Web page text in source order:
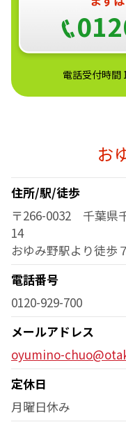
電話受付時間
お
住所/駅/徒歩
〒266-0032 千葉県
14
おゆみ野駅より徒歩
電話番号
0120-929-700
メールアドレス
oyumino-
定休日
月曜日休み